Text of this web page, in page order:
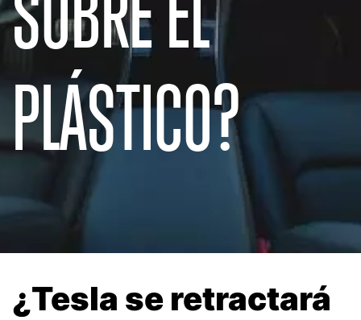
PLÁSTICO?
¿Tesla se retractará